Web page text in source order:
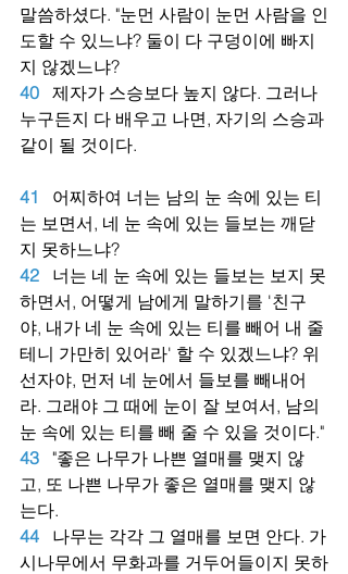
말씀하셨다. "눈먼 사람이 눈먼 사람을 인
도할 수 있느냐? 둘이 다 구덩이에 빠지
지 않겠느냐?
40 제자가 스승보다 높지 않다. 그러나
누구든지 다 배우고 나면, 자기의 스승과
같이 될 것이다.
41
어찌하여 너는 남의 눈 속에 있는 티
는 보면서, 네 눈 속에 있는 들보는 깨닫
지 못하느냐?
42
너는 네 눈 속에 있는 들보는 보지 못
하면서, 어떻게 남에게 말하기를 '친구
야, 내가 네 눈 속에 있는 티를 빼어 내 줄
테니 가만히 있어라' 할 수 있겠느냐? 위
선자야, 먼저 네 눈에서 들보를 빼내어
라. 그래야 그 때에 눈이 잘 보여서, 남의
눈 속에 있는 티를 빼 줄 수 있을 것이다."
43 "좋은 나무가 나쁜 열매를 맺지 않
고, 또 나쁜 나무가 좋은 열매를 맺지 않
는다.
44
나무는 각각 그 열매를 보면 안다. 가
시나무에서 무화과를 거두어들이지 못하